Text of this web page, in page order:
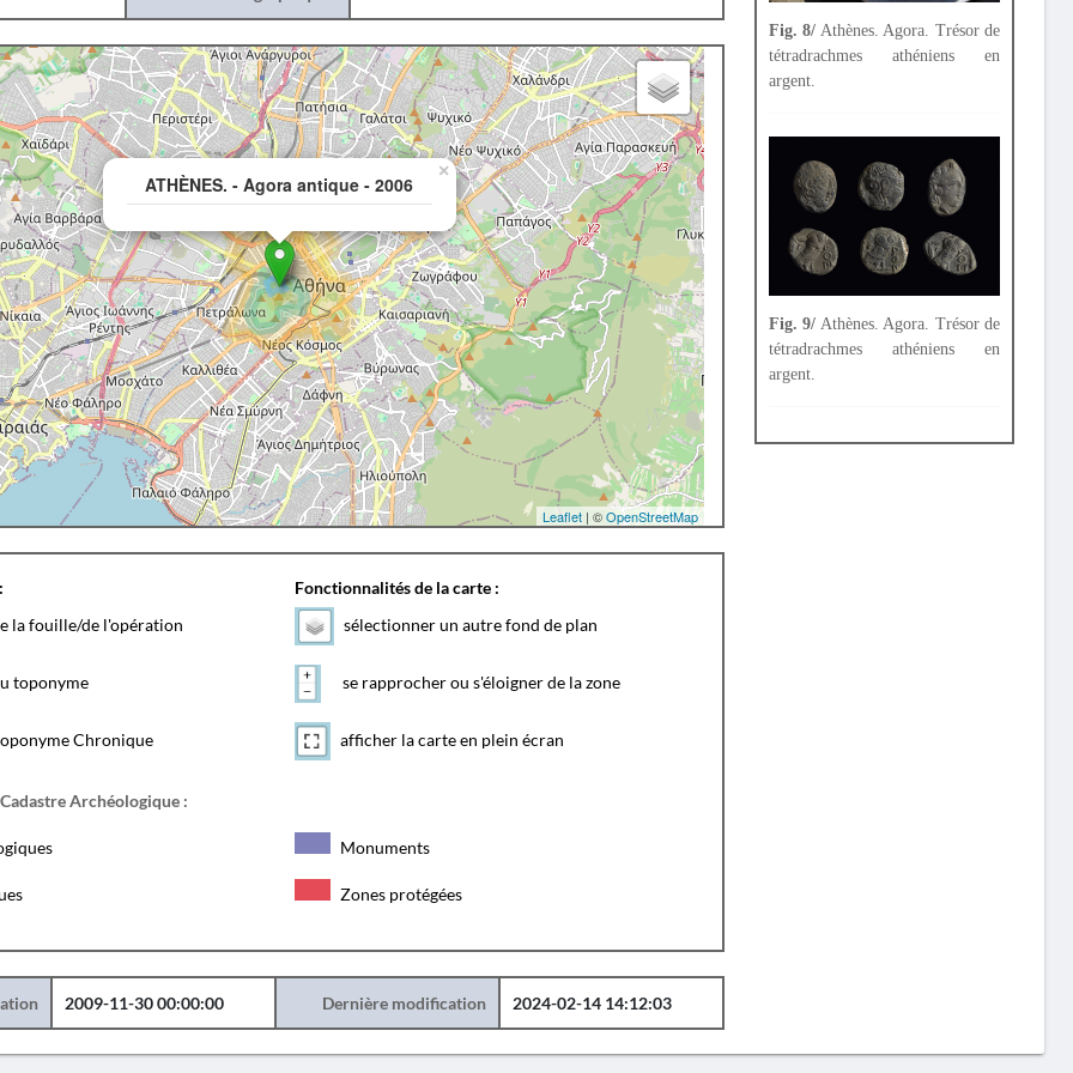
ATHÈNES. - Agora antique - 2006
×
Leaflet| ©OpenStreetMap
la fouille/de l'opération
toponyme
Chronique
Fonctionnalités de la carte :
sélectionner un autre fond de plan
se rapprocher ou s'éloigner de la zone
afficher la carte en plein écran
Archéologique :
Monuments
Zones protégées
2009-11-30 00:00:00 Dernière modification 2024-02-14 14:12:03
Fig. 8/ Athènes. Agora. Trésor de
tétradrachmes athéniens en
argent.
Fig. 9/ Athènes. Agora. Trésor de
tétradrachmes athéniens en
argent.